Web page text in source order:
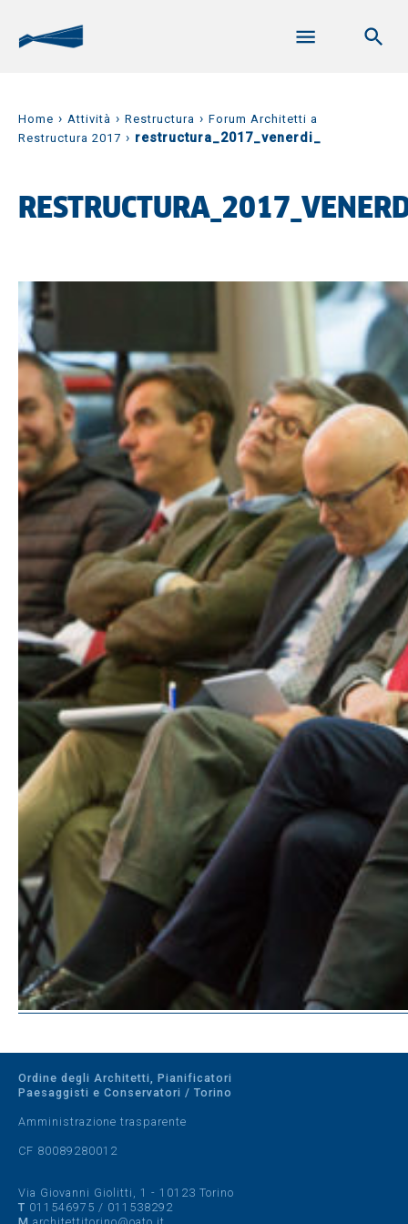
Home › Attività › Restructura › Forum Architetti a
Restructura 2017 › restructura_2017_venerdi_
Ordine degli Architetti, Pianificatori
Paesaggisti e Conservatori / Torino
Amministrazione trasparente
CF 80089280012
Via Giovanni Giolitti, 1 - 10123 Torino
T 011546975 / 011538292